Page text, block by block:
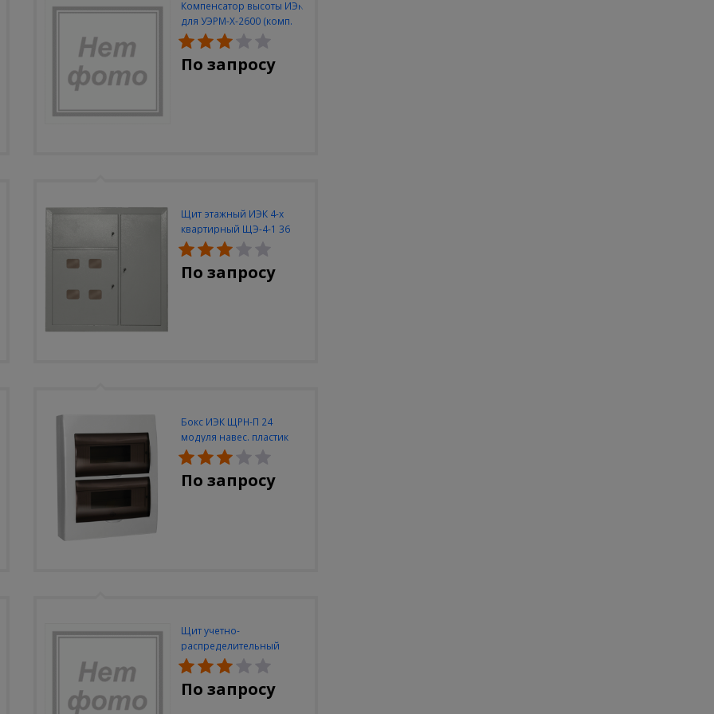
Компенсатор высоты ИЭК
для УЭРМ-Х-2600 (комп.
2шт)
По запросу
Щит этажный ИЭК 4-х
квартирный ЩЭ-4-1 36
УХЛ3 (уст. разм.
950х900х140)
По запросу
Бокс ИЭК ЩРН-П 24
модуля навес. пластик
IP40
По запросу
Щит учетно-
распределительный
встраиваемый ЭКФ
ЩРУВ-3/48 2-х дверный IP
31 (620х660х165)
По запросу